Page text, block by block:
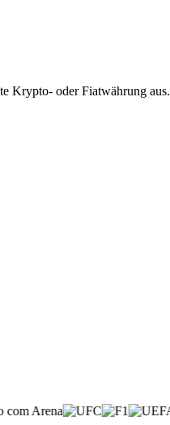
Krypto- oder Fiatwährung aus.